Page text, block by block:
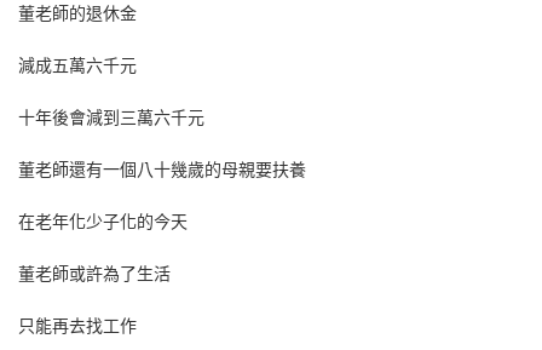
董老師的退休金
減成五萬六千元
十年後會減到三萬六千元
董老師還有一個八十幾歲的母親要扶養
在老年化少子化的今天
董老師或許為了生活
只能再去找工作